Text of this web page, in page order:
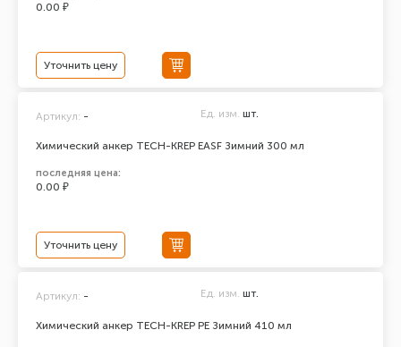
0.00 ₽
Уточнить цену
Химический анкер TECH-KREP EASF Зимний 300 мл
Артикул: - Ед. изм. шт.
последняя цена:
0.00 ₽
Уточнить цену
Химический анкер TECH-KREP PE Зимний 410 мл
Артикул: - Ед. изм. шт.